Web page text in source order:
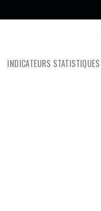
INDICATEURS STATISTIQUES